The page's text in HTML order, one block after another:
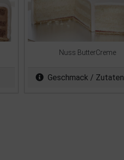
Nuss ButterCreme
Geschmack / Zutaten